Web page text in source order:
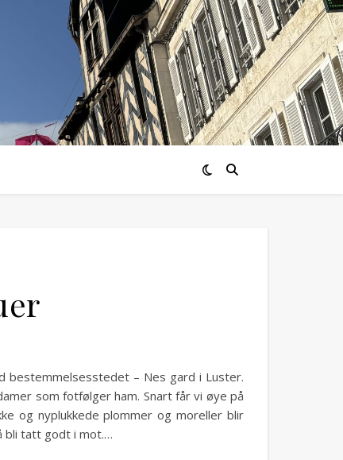
bestemmelsesstedet – Nes gard i Luster.
som fotfølger ham. Snart får vi øye på
og nyplukkede plommer og moreller blir
bli tatt godt i mot.…